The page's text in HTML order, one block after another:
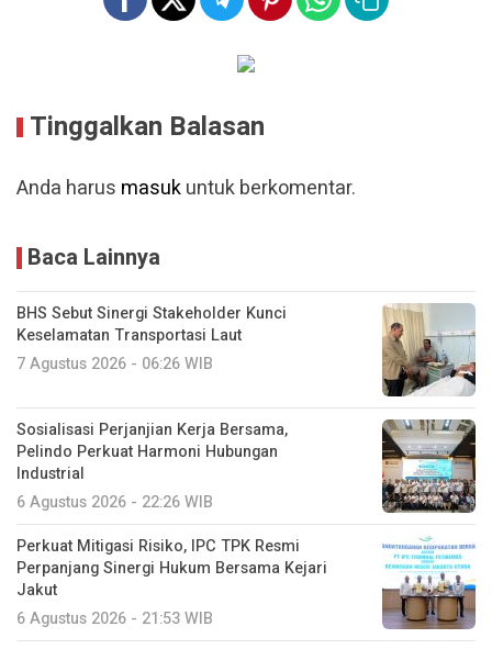
Tinggalkan Balasan
Anda harus masukuntuk berkomentar.
Baca Lainnya
BHS Sebut Sinergi Stakeholder Kunci
Keselamatan Transportasi Laut
7 Agustus 2026 - 06:26 WIB
Sosialisasi Perjanjian Kerja Bersama,
Pelindo Perkuat Harmoni Hubungan
Industrial
6 Agustus 2026 - 22:26 WIB
Perkuat Mitigasi Risiko, IPC TPK Resmi
Perpanjang Sinergi Hukum Bersama Kejari
Jakut
6 Agustus 2026 - 21:53 WIB